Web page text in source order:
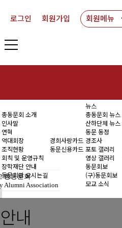
로그인 회원가입 회원메뉴
총동문회 소개
인사말
연혁
역대회장
조직현황
회칙 및 운영규칙
장학재단 안내
동문회관 오시는길
경희사랑카드
동문신용카드
뉴스
총동문회 뉴스
산하단체 뉴스
동문 동정
경조사
포토 갤러리
영상 갤러리
동문회보
(구)동문회보
모교 소식
총동문회
Alumni Association
내